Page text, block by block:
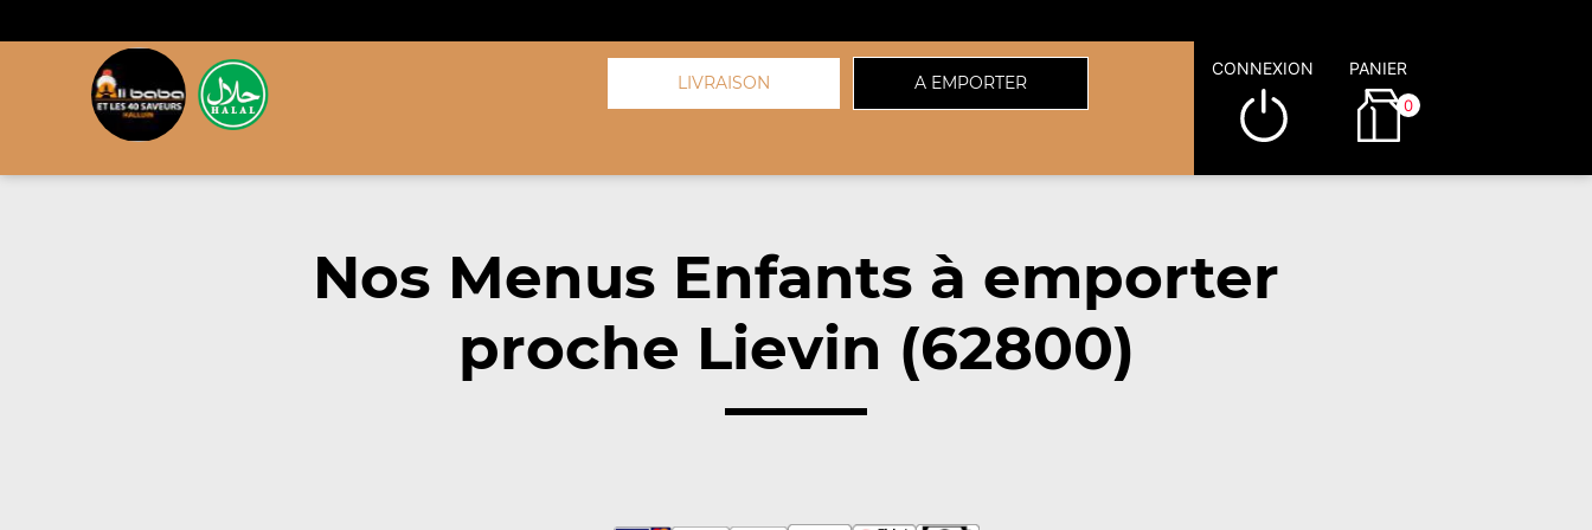
LIVRAISON A EMPORTER
CONNEXION PANIER
0
Nos Menus Enfants à emporter
proche Lievin (62800)